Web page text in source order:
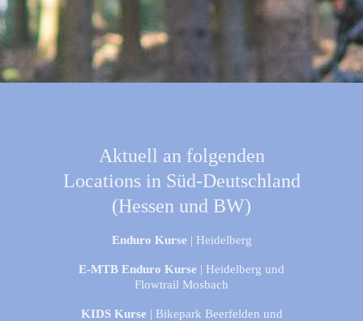
Aktuell an folgenden
Locations in Süd-Deutschland
(Hessen und BW)
Enduro Kurse | Heidelberg
E-MTB Enduro Kurse | Heidelberg und
Flowtrail Mosbach
KIDS Kurse | Bikepark Beerfelden und